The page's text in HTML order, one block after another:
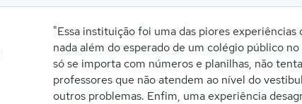
"Essa instituição foi uma das piores experiências
nada além do esperado de um colégio público
só se importa com números e planilhas, não
professores que não atendem ao nível do
outros problemas. Enfim, uma experiência